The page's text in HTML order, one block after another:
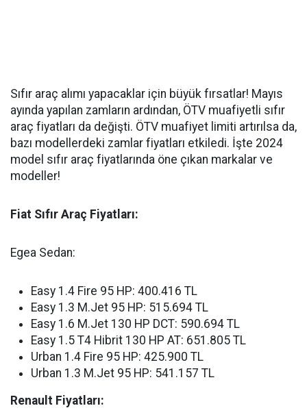
Sıfır araç alımı yapacaklar için büyük fırsatlar! Mayıs
ayında yapılan zamların ardından, ÖTV muafiyetli sıfır
araç fiyatları da değişti. ÖTV muafiyet limiti artırılsa da,
bazı modellerdeki zamlar fiyatları etkiledi. İşte 2024
model sıfır araç fiyatlarında öne çıkan markalar ve
modeller!
Fiat Sıfır Araç Fiyatları:
Egea Sedan:
Easy 1.4 Fire 95 HP: 400.416 TL
Easy 1.3 M.Jet 95 HP: 515.694 TL
Easy 1.6 M.Jet 130 HP DCT: 590.694 TL
Easy 1.5 T4 Hibrit 130 HP AT: 651.805 TL
Urban 1.4 Fire 95 HP: 425.900 TL
Urban 1.3 M.Jet 95 HP: 541.157 TL
Renault Fiyatları: